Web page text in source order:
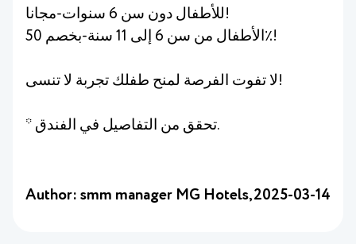
للأطفال دون سن 6 سنوات-مجانا!
الأطفال من سن 6 إلى 11 سنة-بخصم 50٪!
لا تفوت الفرصة لمنح طفلك تجربة لا تنسى!
* تحقق من التفاصيل في الفندق.
Author: smm manager MG Hotels,2025-03-14